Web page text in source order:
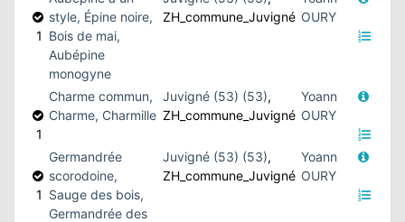
1
style, Épine noire,
Bois de mai,
Aubépine
monogyne
ZH_commune_Juvigné OURY
1
Charme commun,
Charme, Charmille
Juvigné (53) (53),
ZH_commune_Juvigné
Yoann
OURY
1
Germandrée
scorodoine,
Sauge des bois,
Germandrée des
Juvigné (53) (53),
ZH_commune_Juvigné
Yoann
OURY